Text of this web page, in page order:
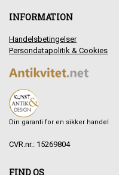
INFORMATION
Handelsbetingelser
Persondatapolitik & Cookies
Din garanti for en sikker handel
CVR.nr.: 15269804
FIND OS